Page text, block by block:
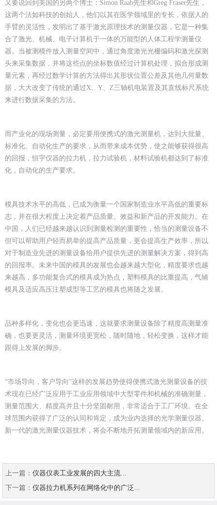
又要说回到美国的另两个博士：Simon Raab先生和Greg Fraser先生，
这两个法如科技的创始人，他们以其在医学领域里的专长，依据人的
手臂的灵活性，发明出了基于激光原理技术的测量仪器，它是一种集
合了激光、机械、电子计算机于一体的万能型的人体工程学测量仪
器。当被测模件放入测量空间中，通过角度激光光栅编码和激光探测
头来采集数据，并将这些点的坐标数值经过计算机处理，拟合形成测
量元素，再经过数学计算的方法得出其形状位置公差及其他几何量数
据，大大改变了传统的通过X、Y、Z三轴机电装置及其直线标尺系统
来进行数据采集的方法。
而产业化的现场测量，必定要用便携式的激光测量机，达到大批量、
标准化、自动化生产的要求，从而带来成本优势，使之能够获得很高
的回报，恒宇仪器的拉力机，拉力试验机，材料试验机都达到了标准
化，自动化的生产要求。
模具技术水平的高低，已成为衡量一个国家制造业水平高低的重要标
志，并在很大程度上决定着产品质量、效益和新产品的开发能力。在
中国，人们已经越来越认识到测量检测的重要性，恰当的测量设备不
但可以帮助用户轻而易举的提高产品质量，更会提高生产效率，所以
对于制造业先进的测量设备给用户提供先进的测量解决方案，得到高
的回报率。未来中国的模具的发展也会越来越大型化，精度要求也越
来越高，多功能复合式的模具成为热点，塑料模具的比重提高，气辅
模具及适应高压注塑成型等工艺的模具也将随之发展。
品种多样化，变化也会更迅速，这就要求测量设备除了精度高测量准
确，也要更灵活，测量环境更宽松，随时随地，轻松变换，这样才能
跟得上发展的脚步。
“市场导向，客户导向”这样的发展趋势使得便携式激光测量设备的技
术现在已经广泛应用于工业应用领域中大型零件和机械的准确测量，
测量范围大、精度高并且十分坚固耐用，非常适合于工厂环境。在全
球范围内获得了广泛的认同和肯定，成为业内选择的光学测量仪器。
新一代的激光测量仪器技术，将会不断地开拓测量领域内的新应用。
上一篇： 仪器仪表工业发展的四大主流...
下一篇： 仪器拉力机系列在网络化中的广泛...